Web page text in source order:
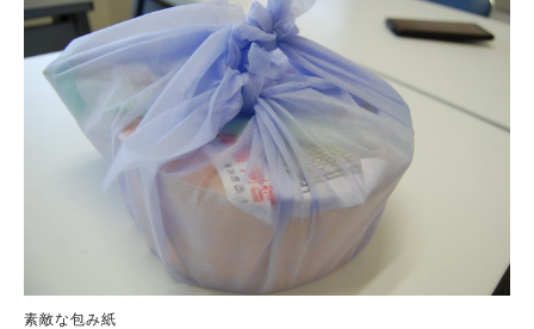
素敵な包み紙